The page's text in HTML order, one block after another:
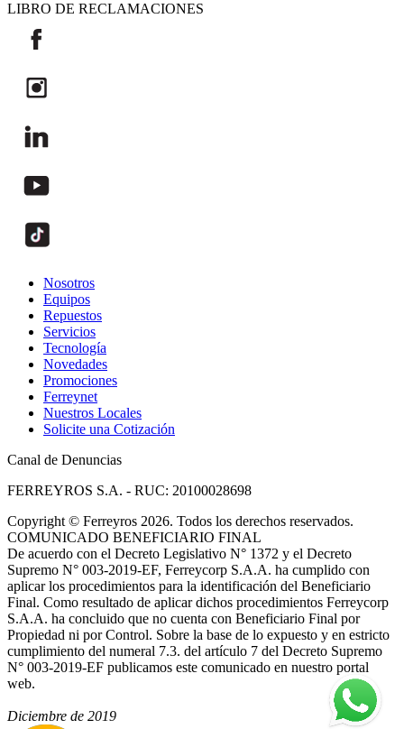
LIBRO DE RECLAMACIONES
Nosotros
Equipos
Repuestos
Servicios
Tecnología
Novedades
Promociones
Ferreynet
Nuestros Locales
Solicite una Cotización
Canal de Denuncias
FERREYROS S.A. - RUC: 20100028698
Copyright © Ferreyros 2026. Todos los derechos reservados.
COMUNICADO BENEFICIARIO FINAL
De acuerdo con el Decreto Legislativo N° 1372 y el Decreto
Supremo N° 003-2019-EF, Ferreycorp S.A.A. ha cumplido con
aplicar los procedimientos para la identificación del Beneficiario
Final. Como resultado de aplicar dichos procedimientos Ferreycorp
S.A.A. ha concluido que no cuenta con Beneficiario Final por
Propiedad ni por Control. Sobre la base de lo expuesto y en estricto
cumplimiento del numeral 7.3. del artículo 7 del Decreto Supremo
N° 003-2019-EF publicamos este comunicado en nuestro portal
web.
Diciembre de 2019